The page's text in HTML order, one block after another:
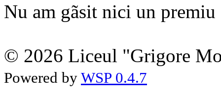
Nu am gãsit nici un premiu
© 2026 Liceul "Grigore
Powered by WSP 0.4.7